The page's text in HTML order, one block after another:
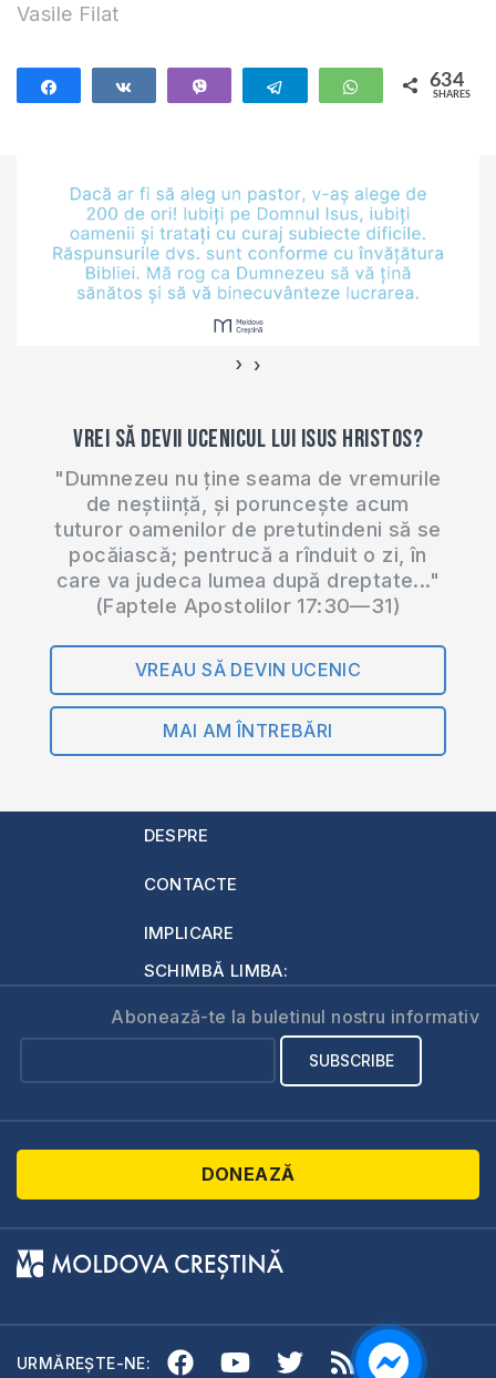
Vasile Filat
Telegram WhatsApp
634
SHARES
‹ ›
Vrei să devii ucenicul lui Isus Hristos?
"Dumnezeu nu ține seama de vremurile
de neștiință, și poruncește acum
tuturor oamenilor de pretutindeni să se
pocăiască; pentrucă a rînduit o zi, în
care va judeca lumea după dreptate..."
(Faptele Apostolilor 17:30—31)
VREAU SĂ DEVIN UCENIC
MAI AM ÎNTREBĂRI
DESPRE
CONTACTE
IMPLICARE
SCHIMBĂ LIMBA:
Abonează-te la buletinul nostru informativ
DONEAZĂ
URMĂREȘTE-NE: